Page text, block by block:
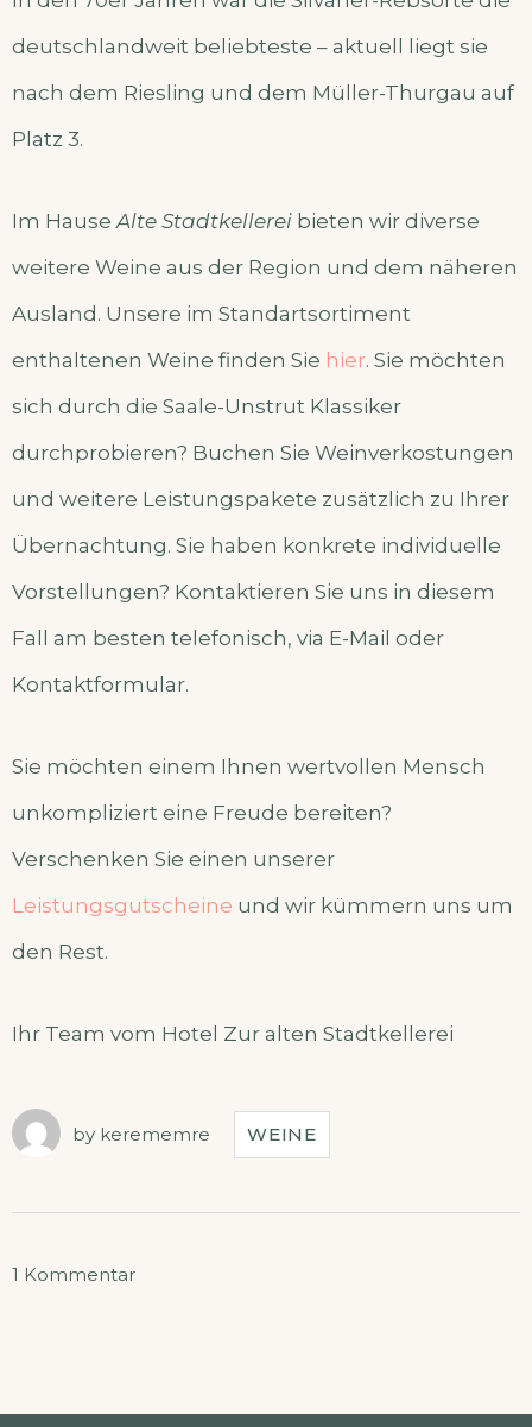
deutschlandweit beliebteste – aktuell liegt sie
nach dem Riesling und dem Müller-Thurgau auf
Platz 3.
Im Hause Alte Stadtkellerei bieten wir diverse
weitere Weine aus der Region und dem näheren
Ausland. Unsere im Standartsortiment
enthaltenen Weine finden Sie hier. Sie möchten
sich durch die Saale-Unstrut Klassiker
durchprobieren? Buchen Sie Weinverkostungen
und weitere Leistungspakete zusätzlich zu Ihrer
Übernachtung. Sie haben konkrete individuelle
Vorstellungen? Kontaktieren Sie uns in diesem
Fall am besten telefonisch, via E-Mail oder
Kontaktformular.
Sie möchten einem Ihnen wertvollen Mensch
unkompliziert eine Freude bereiten?
Verschenken Sie einen unserer
Leistungsgutscheine und wir kümmern uns um
den Rest.
Ihr Team vom Hotel Zur alten Stadtkellerei
by kerememre WEINE
1 Kommentarzu